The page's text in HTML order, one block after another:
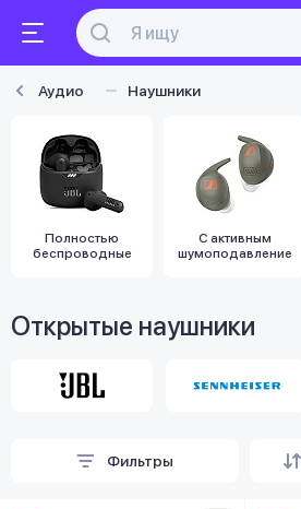
Аудио Наушники
Полностью
беспроводные
С активным
шумоподавлением
Открытые наушники
Фильтры